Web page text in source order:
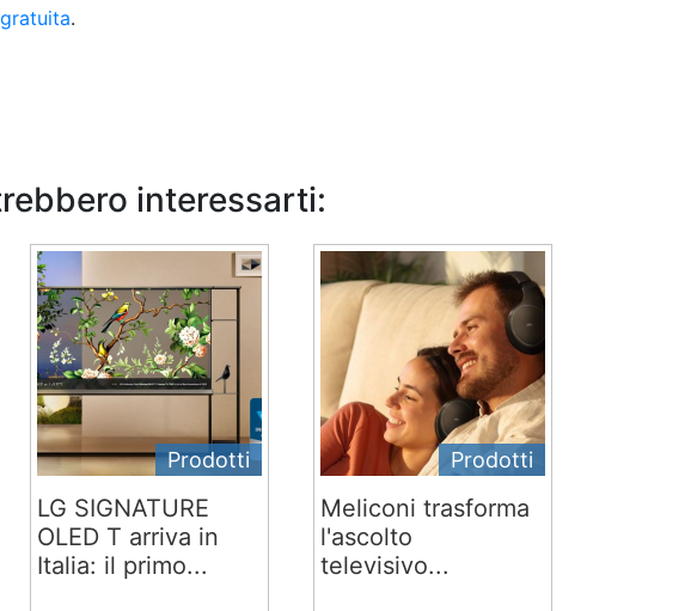
.
interessarti:
Prodotti
LG SIGNATURE
OLED T arriva in
Italia: il primo...
Prodotti
Meliconi trasforma
l'ascolto
televisivo...